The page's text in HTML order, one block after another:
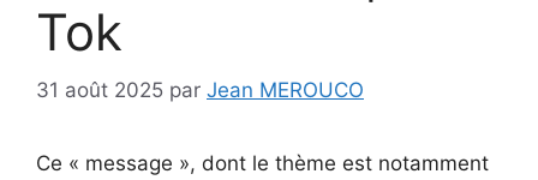
Tok
31 août 2025 par Jean MEROUCO
Ce « message », dont le thème est notamment